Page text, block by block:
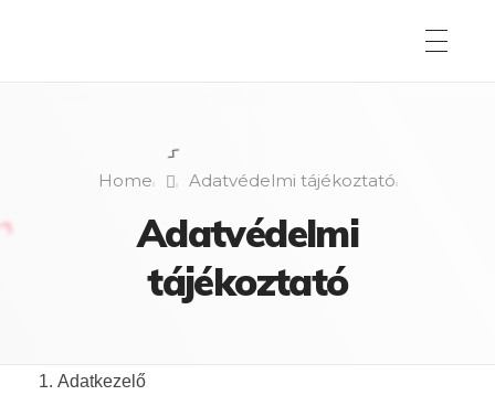
Home Adatvédelmi tájékoztató
Adatvédelmi
tájékoztató
Adatkezelő